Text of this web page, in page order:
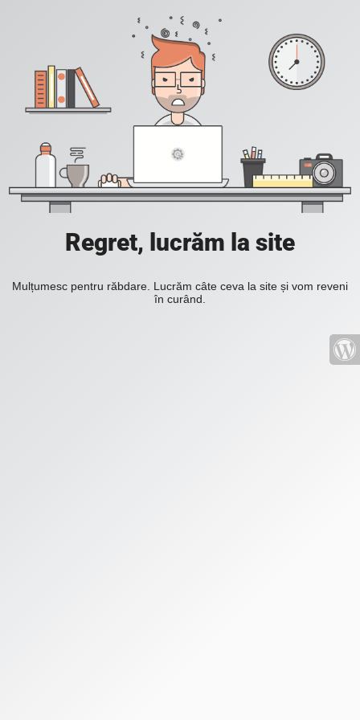
Regret, lucrăm la site
Mulțumesc pentru răbdare. Lucrăm câte ceva la site și vom reveni
în curând.